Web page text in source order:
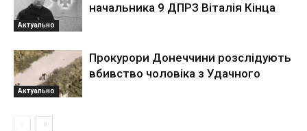
Актуально
начальника 9 ДПРЗ Віталія Кінца
Актуально
Прокурори Донеччини розслідують
вбивство чоловіка з Удачного